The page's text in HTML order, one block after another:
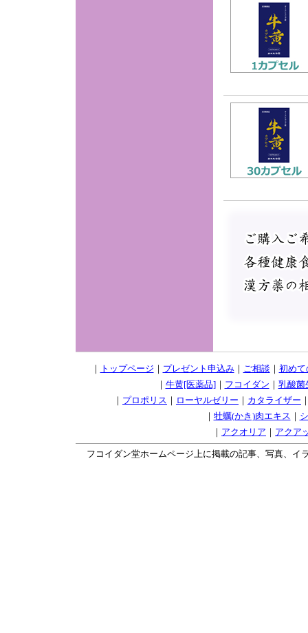
｜ トップページ ｜ プレゼント申込み｜ ご相談 ｜ 初めて
｜ 牛黄[医薬品]｜ フコイダン ｜ 乳酸菌
｜ プロポリス ｜ ローヤルゼリー ｜ カタライザー
｜ 牡蠣(かき)肉エキス ｜
｜ アクオリア ｜ アクア
フコイダン堂ホームページ上に掲載の記事、写真、